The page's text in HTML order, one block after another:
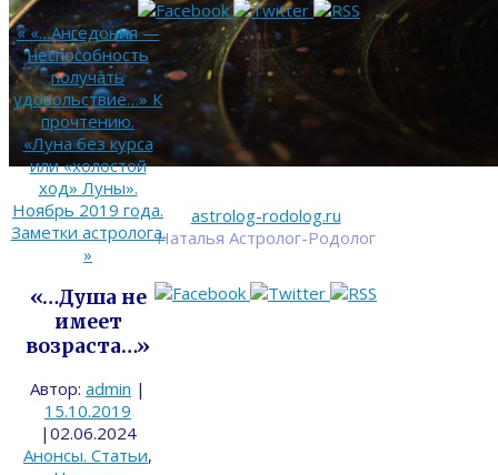
astrolog-rodolog.ru
Наталья Астролог-Родолог
««…Ангедония —
неспособность
получать
удовольствие…» К
прочтению.
«Луна без курса
или «холостой
ход» Луны».
Ноябрь 2019 года.
Заметки астролога.
»
«…Душа не
имеет
возраста…»
Автор: admin |
15.10.2019
| 02.06.2024
Анонсы. Статьи,